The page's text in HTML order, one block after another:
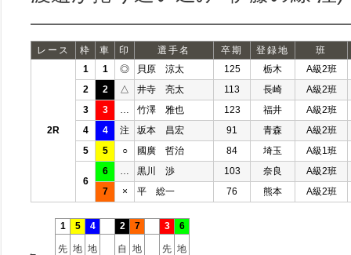
レース 枠 車 印 選手名 卒期 登録地 班
2R
1 1 ◎ 貝原 涼太 125 栃木
A級2班
2
2 △ 井寺 亮太 113 長崎
A級2班
3
3 竹澤 雅也 123 福井
A級2班
4
4 注 坂本 昌宏 91 青森
A級2班
5
5 ○ 國廣 哲治 84 埼玉 A級1班
6
6 黒川 渉 103 奈良
A級2班
7
× 平 総一 76 熊本 A級2班
←
1
先
5
地
4
地
2
自
7
地
3
先
6
地